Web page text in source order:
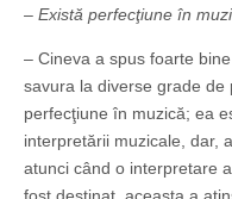
– Există perfecţiune în
– Cineva a spus foarte
savura la diverse grade de
perfecţiune în muzică; ea
interpretării muzicale, dar,
atunci când o interpretare